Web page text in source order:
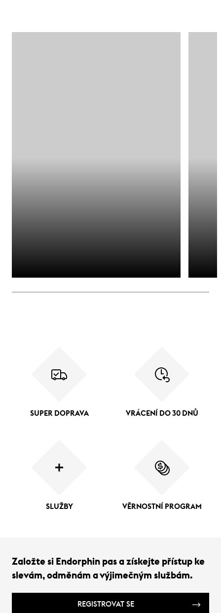
SUPER DOPRAVA VRÁCENÍ DO 30 DNŮ
SLUŽBY VĚRNOSTNÍ PROGRAM
Založte si Endorphin pas a získejte přístup ke
slevám, odměnám a výjimečným službám.
REGISTROVAT SE